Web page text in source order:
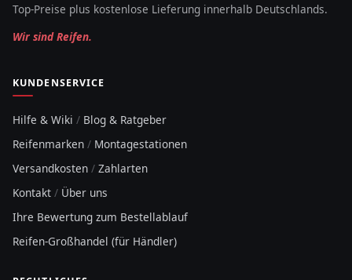
Top-Preise plus kostenlose Lieferung innerhalb Deutschlands.
Wir sind Reifen.
KUNDENSERVICE
Hilfe & Wiki / Blog & Ratgeber
Reifenmarken / Montagestationen
Versandkosten / Zahlarten
Kontakt / Über uns
Ihre Bewertung zum Bestellablauf
Reifen-Großhandel (für Händler)